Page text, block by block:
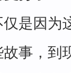
是因为
事，到